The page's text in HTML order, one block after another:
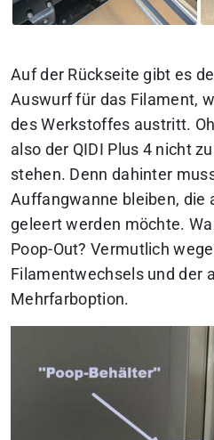
Auf der Rückseite gibt es
Auswurf für das Filament,
des Werkstoffes austritt.
also der QIDI Plus 4 nicht
stehen. Denn dahinter
Auffangwanne bleiben, die
geleert werden möchte.
Poop-Out? Vermutlich
Filamentwechsels und der
Mehrfarboption.